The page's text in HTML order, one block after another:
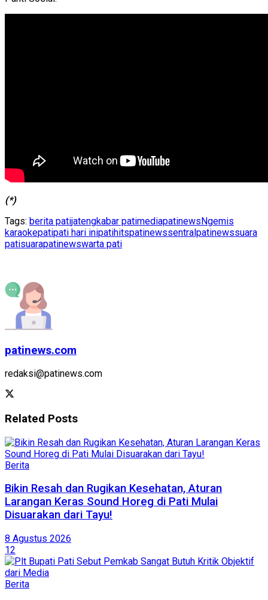
(*)
Tags: berita patijatengkabar patimediapatinews Ngemis
karaokepatipati hari inipatihitspatinewssentralpatinewssuara
patisuarapatinewswarta pati
patinews.com
redaksi@patinews.com
Related Posts
Berita
Bikin Resah dan Rugikan Kesehatan, Aturan
Larangan Keras Sound Horeg di Pati Mulai
Disuarakan dari Tayu!
8 Agustus 2026
12
Berita